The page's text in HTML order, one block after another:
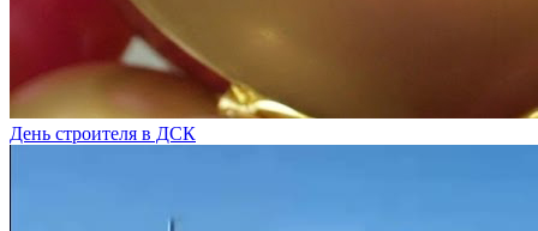
День строителя в ДСК